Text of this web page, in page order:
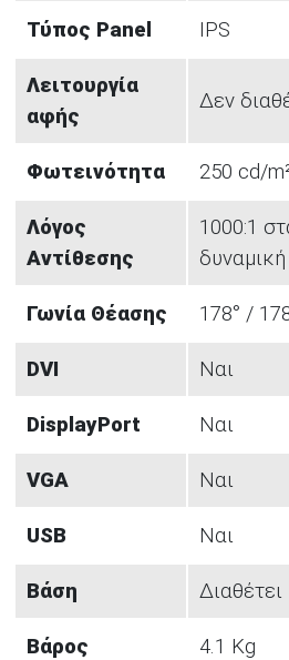
Τύπος Panel IPS
Λειτουργία
αφής
Δεν
Φωτεινότητα 250 cd/
Λόγος
Αντίθεσης
1000:1
δυναμική
Γωνία Θέασης 178° /
DVI Ναι
DisplayPort Ναι
VGA Ναι
USB Ναι
Βάση Διαθέτει
Βάρος 4.1 Kg